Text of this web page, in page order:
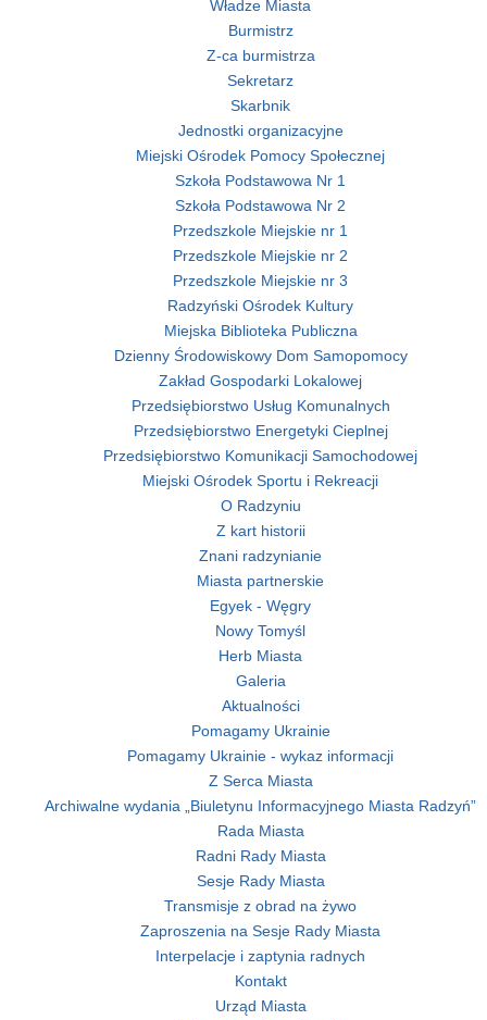
Władze Miasta
Burmistrz
Z-ca burmistrza
Sekretarz
Skarbnik
Jednostki organizacyjne
Miejski Ośrodek Pomocy Społecznej
Szkoła Podstawowa Nr 1
Szkoła Podstawowa Nr 2
Przedszkole Miejskie nr 1
Przedszkole Miejskie nr 2
Przedszkole Miejskie nr 3
Radzyński Ośrodek Kultury
Miejska Biblioteka Publiczna
Dzienny Środowiskowy Dom Samopomocy
Zakład Gospodarki Lokalowej
Przedsiębiorstwo Usług Komunalnych
Przedsiębiorstwo Energetyki Cieplnej
Przedsiębiorstwo Komunikacji Samochodowej
Miejski Ośrodek Sportu i Rekreacji
O Radzyniu
Z kart historii
Znani radzynianie
Miasta partnerskie
Egyek - Węgry
Nowy Tomyśl
Herb Miasta
Galeria
Aktualności
Pomagamy Ukrainie
Pomagamy Ukrainie - wykaz informacji
Z Serca Miasta
Archiwalne wydania „Biuletynu Informacyjnego Miasta Radzyń”
Rada Miasta
Radni Rady Miasta
Sesje Rady Miasta
Transmisje z obrad na żywo
Zaproszenia na Sesje Rady Miasta
Interpelacje i zaptynia radnych
Kontakt
Urząd Miasta